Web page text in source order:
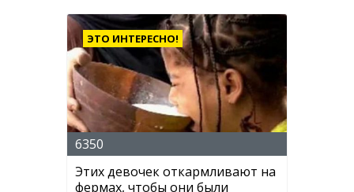
ЭТО ИНТЕРЕСНО!
6350
Этих девочек откармливают на
фермах, чтобы они были